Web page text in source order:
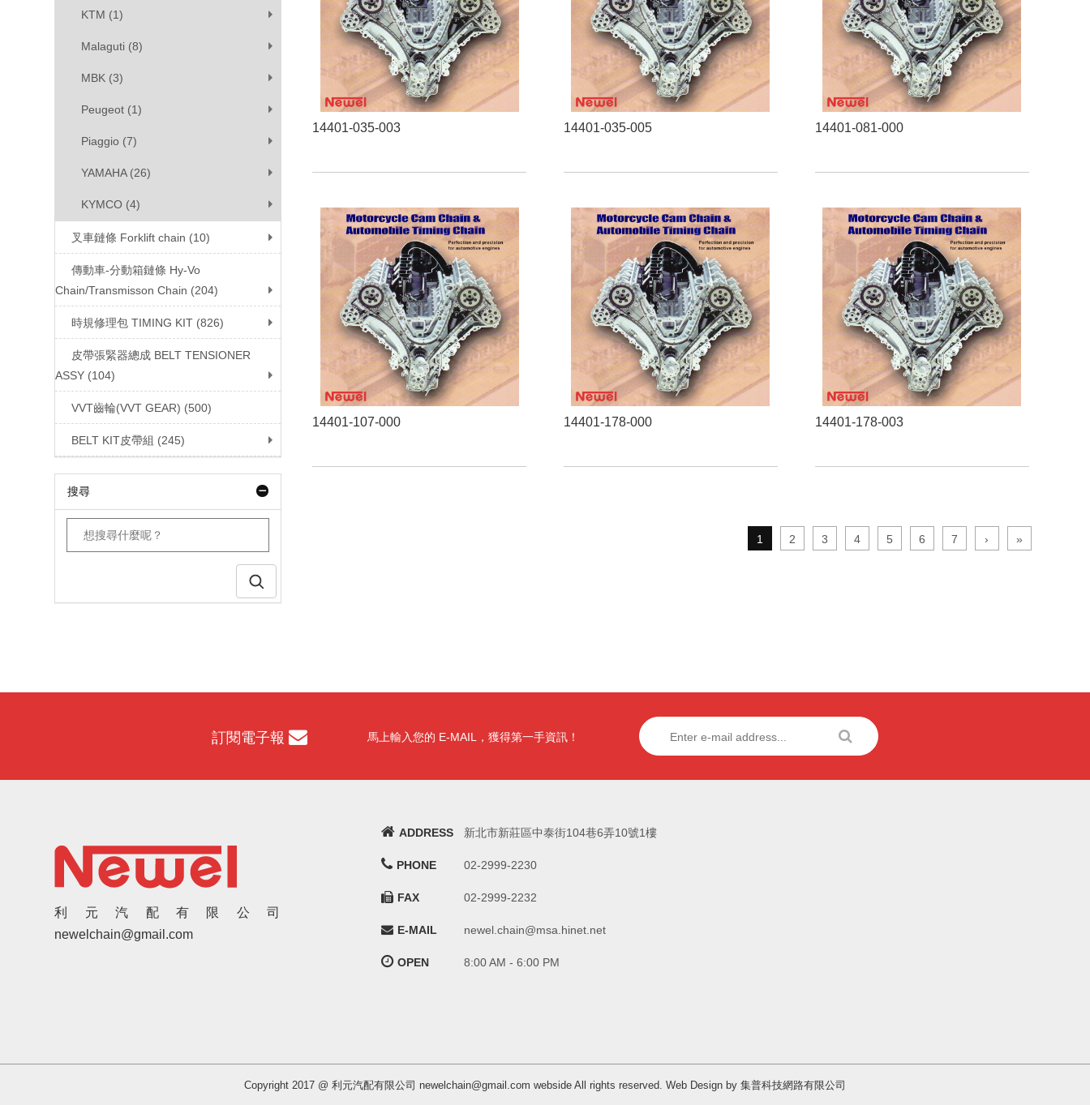
KTM (1)
Malaguti (8)
MBK (3)
Peugeot (1)
Piaggio (7)
YAMAHA (26)
KYMCO (4)
叉車鏈條 Forklift chain (10)
傳動車-分動箱鏈條 Hy-Vo
Chain/Transmisson Chain (204)
時規修理包 TIMING KIT (826)
皮帶張緊器總成 BELT TENSIONER
ASSY (104)
VVT齒輪(VVT GEAR) (500)
BELT KIT皮帶組 (245)
搜尋
14401-035-003 14401-035-005 14401-081-000
14401-107-000 14401-178-000 14401-178-003
1 2 3 4 5 6 7 › »
訂閱電子報 馬上輸入您的 E-MAIL，獲得第一手資訊！
利元汽配有限公司
newelchain@gmail.com
ADDRESS 新北市新莊區中泰街104巷6弄10號1樓
PHONE 02-2999-2230
FAX 02-2999-2232
E-MAIL newel.chain@msa.hinet.net
OPEN 8:00 AM - 6:00 PM
Copyright 2017 @ 利元汽配有限公司 newelchain@gmail.com webside All rights reserved. Web Design by 集普科技網路有限公司